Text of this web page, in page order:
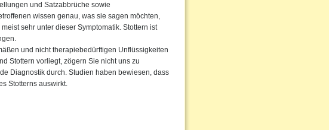
und Satzabbrüche sowie
wissen genau, was sie sagen möchten,
sehr unter dieser Symptomatik. Stottern ist
und nicht therapiebedürftigen Unflüssigkeiten
Stottern vorliegt, zögern Sie nicht uns zu
Diagnostik durch. Studien haben bewiesen, dass
Stotterns auswirkt.